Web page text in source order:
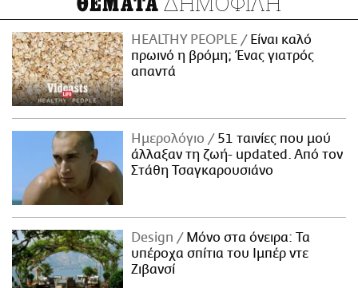
HEALTHY PEOPLE
Είναι καλό
πρωινό η βρόμη; Ένας γιατρός
απαντά
Ημερολόγιο
51 ταινίες που μού
άλλαξαν τη ζωή- updated. Aπό τον
Στάθη Τσαγκαρουσιάνο
Design
Μόνο στα όνειρα: Τα
υπέροχα σπίτια του Ιμπέρ ντε
Ζιβανσί